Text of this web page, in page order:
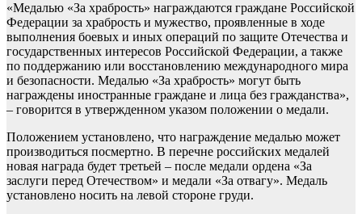
«Медалью «За храбрость» награждаются граждане Российской
Федерации за храбрость и мужество, проявленные в ходе
выполнения боевых и иных операций по защите Отечества и
государственных интересов Российской Федерации, а также
по поддержанию или восстановлению международного мира
и безопасности. Медалью «За храбрость» могут быть
награждены иностранные граждане и лица без гражданства»,
– говорится в утвержденном указом положении о медали.
Положением установлено, что награждение медалью может
производиться посмертно. В перечне российских медалей
новая награда будет третьей – после медали ордена «За
заслуги перед Отечеством» и медали «За отвагу». Медаль
установлено носить на левой стороне груди.